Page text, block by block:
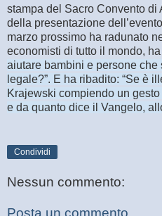
stampa del Sacro Convento
della presentazione
marzo prossimo ha radunato
economisti di tutto il mondo,
aiutare bambini e persone che
legale?”. E ha ribadito: “Se è
Krajewski compiendo un
e da quanto dice il Vangelo,
Condividi
Nessun commento:
Posta un commento